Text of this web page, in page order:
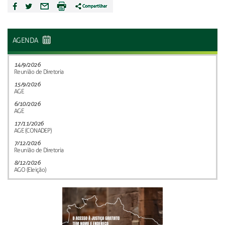
AGENDA
14/9/2026
Reunião de Diretoria
15/9/2026
AGE
6/10/2026
AGE
17/11/2026
AGE (CONADEP)
7/12/2026
Reunião de Diretoria
8/12/2026
AGO (Eleição)